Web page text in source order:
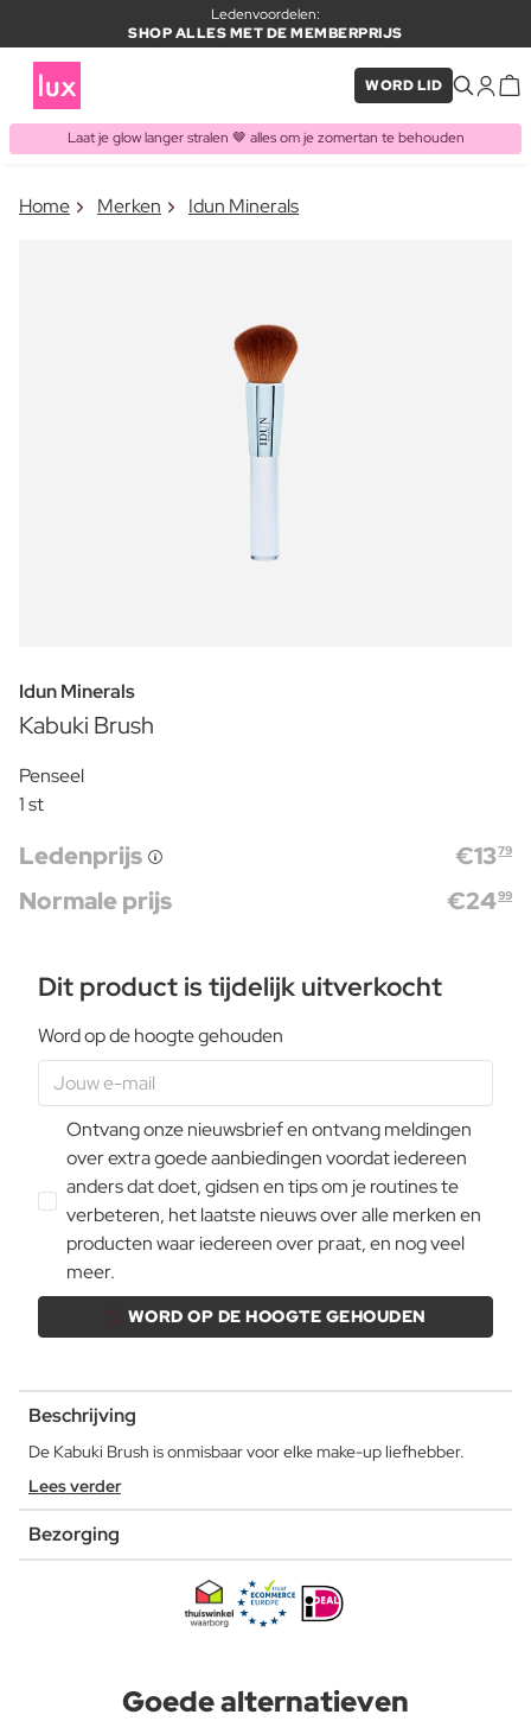
Ledenvoordelen:
SHOP ALLES MET DE MEMBERPRIJS
WORD LID
Laat je glow langer stralen 🤎 alles om je zomertan te behouden
ITEM TOEGEVOEGD AAN
Home Merken Idun Minerals
Idun Minerals
Kabuki Brush
Penseel
1 st
Ledenprijs €1379
Normale prijs €2499
Dit product is tijdelijk uitverkocht
Word op de hoogte gehouden
Ontvang onze nieuwsbrief en ontvang meldingen
over extra goede aanbiedingen voordat iedereen
anders dat doet, gidsen en tips om je routines te
verbeteren, het laatste nieuws over alle merken en
producten waar iedereen over praat, en nog veel
meer.
WORD OP DE HOOGTE GEHOUDEN
Beschrijving
De Kabuki Brush is onmisbaar voor elke make-up liefhebber.
Lees verder
Bezorging
Goede alternatieven